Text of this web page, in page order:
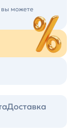
вы можете
Доставка